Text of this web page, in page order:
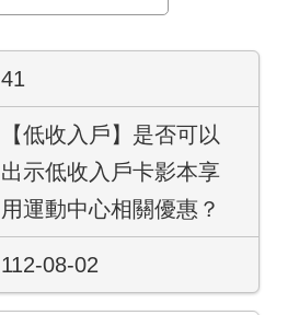
41
【低收入戶】是否可以
出示低收入戶卡影本享
用運動中心相關優惠？
112-08-02